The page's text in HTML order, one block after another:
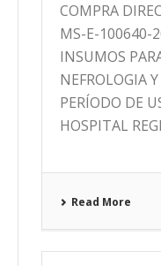
COMPRA
MS-E-100640-
INSUMOS
NEFROLOGIA
PERÍODO DE
HOSPITAL
Read More